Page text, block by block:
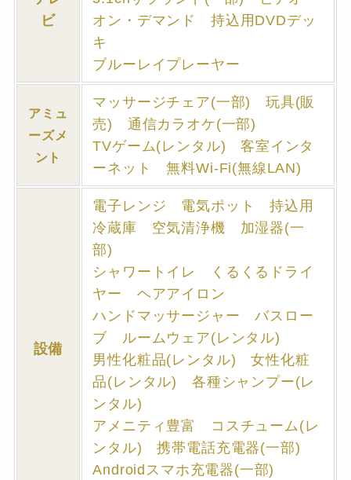
ビ
オン・デマンド 持込用DVDデッ
キ
ブルーレイプレーヤー
アミュ
ーズメ
ント
マッサージチェア(一部) 玩具(販
売) 通信カラオケ(一部)
TVゲーム(レンタル) 客室インタ
ーネット 無料Wi-Fi(無線LAN)
設備
電子レンジ 電気ポット 持込用
冷蔵庫 空気清浄機 加湿器(一
部)
シャワートイレ くるくるドライ
ヤー ヘアアイロン
ハンドマッサージャー バスロー
ブ ルームウェア(レンタル)
男性化粧品(レンタル) 女性化粧
品(レンタル) 各種シャンプー(レ
ンタル)
アメニティ豊富 コスチューム(レ
ンタル) 携帯電話充電器(一部)
Androidスマホ充電器(一部)